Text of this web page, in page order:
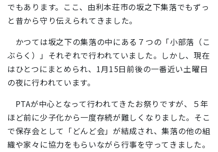
でもあります。ここ、由利本荘市の坂之下集落でもずっ
と昔から守り伝えられてきました。
かつては坂之下の集落の中にある７つの「小部落（こ
ぶらく）」それぞれで行われていました。しかし、現在
はひとつにまとめられ、1月15日前後の一番近い土曜日
の夜に行われています。
PTAが中心となって行われてきたお祭りですが、５年
ほど前に少子化から一度存続が難しくなりました。そこ
で保存会として「どんど会」が結成され、集落の他の組
織や家々に協力をもらいながら行事を守ってきました。